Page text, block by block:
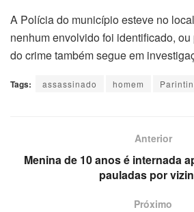
A Polícia do município esteve no
nenhum envolvido foi identificado,
do crime também segue em
Tags: assassinado homem
Anterior
Menina de 10 anos é internada
pauladas por
Próximo